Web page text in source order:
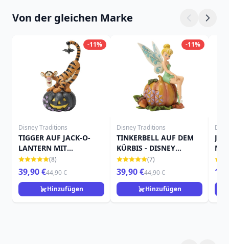
Von der gleichen Marke
-11%
Disney Traditions
TIGGER AUF JACK-O-
LANTERN MIT
FLEDERMAUS - DISNEY
TRADITIONS
(8)
39,90 €44,90 €
Hinzufügen
-11%
Disney Traditions
TINKERBELL AUF DEM
KÜRBIS - DISNEY
TRADITIONS
(7)
39,90 €44,90 €
Hinzufügen